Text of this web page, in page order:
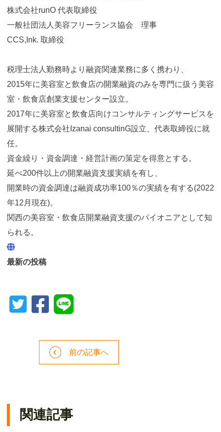
株式会社runO 代表取締役
一般社団法人美容フリーランス協会 理事
CCS,Ink. 取締役
税理士法人勤務時より融資関連業務に多く携わり、
2015年に美容室と飲食店の開業融資のみを専門に扱う美容
室・飲食店創業支援センター設立。
2017年に美容室と飲食店向けコンサルティングサービスを
展開する株式会社Izanai consultinG設立、代表取締役に就
任。
資金繰り・資金調達・経営計画の策定を得意とする。
延べ200件以上の開業融資支援実績を有し、
開業時の資金調達は融資成功率100％の実績を有する(2022
年12月現在)。
関西の美容室・飲食店開業融資支援のパイオニアとして知
られる。
最新の投稿
前の記事へ
関連記事